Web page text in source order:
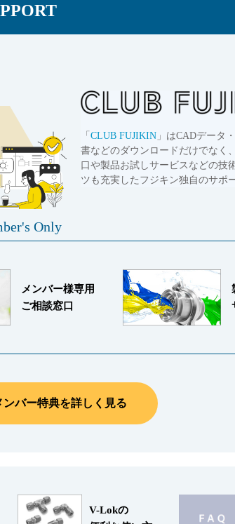
「 CLUB FUJIKIN 」はCADデータ
書などのダウンロードだけでなく
口や製品お試しサービスなどの技
ツも充実したフジキン独自のサポ
Only
メンバー様専用
ご相談窓口
バー特典を詳しく見る
V-Lokの